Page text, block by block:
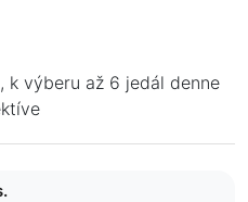
k výberu až 6 jedál denne